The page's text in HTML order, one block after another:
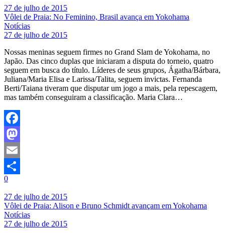
27 de julho de 2015
Vôlei de Praia: No Feminino, Brasil avança em Yokohama
Notícias
27 de julho de 2015
Nossas meninas seguem firmes no Grand Slam de Yokohama, no
Japão. Das cinco duplas que iniciaram a disputa do torneio, quatro
seguem em busca do título. Líderes de seus grupos, Ágatha/Bárbara,
Juliana/Maria Elisa e Larissa/Talita, seguem invictas. Fernanda
Berti/Taiana tiveram que disputar um jogo a mais, pela repescagem,
mas também conseguiram a classificação. Maria Clara…
Facebook
Mastodon
Email
Share
0
27 de julho de 2015
Vôlei de Praia: Alison e Bruno Schmidt avançam em Yokohama
Notícias
27 de julho de 2015